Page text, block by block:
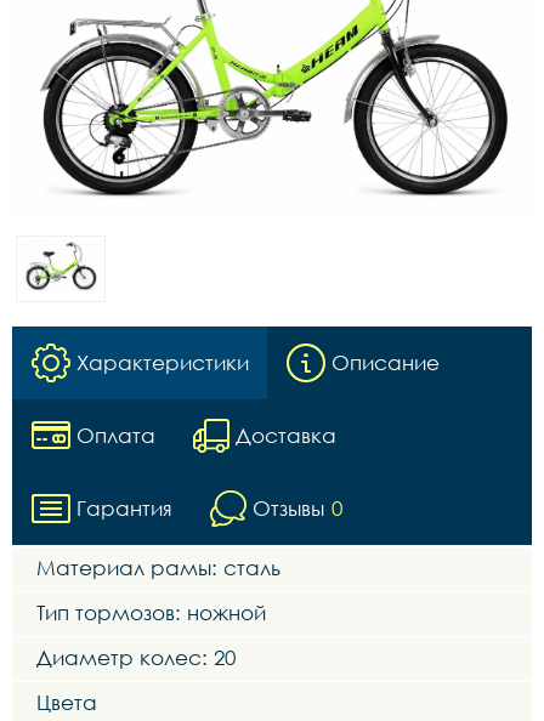
Характеристики Описание
Оплата Доставка
Гарантия Отзывы 0
Материал рамы: сталь
Тип тормозов: ножной
Диаметр колес: 20
Цвета